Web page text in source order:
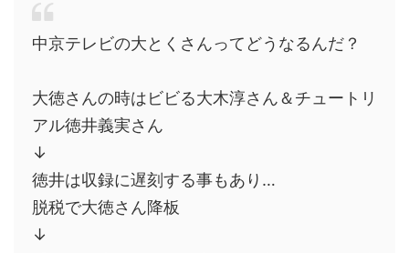
中京テレビの大とくさんってどうなるんだ？
大徳さんの時はビビる大木淳さん＆チュートリ
アル徳井義実さん
↓
徳井は収録に遅刻する事もあり…
脱税で大徳さん降板
↓